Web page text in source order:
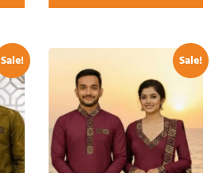
Sale! Sale!